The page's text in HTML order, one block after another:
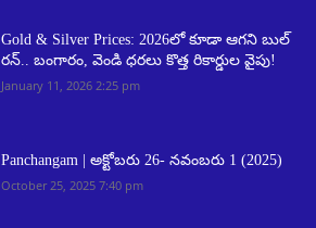
Gold & Silver Prices: 2026లో కూడా ఆగని బుల్
రన్.. బంగారం, వెండి ధరలు కొత్త రికార్డుల వైపు!
January 11, 2026 2:25 pm
Panchangam | అక్టోబ‌రు 26- న‌వంబ‌రు 1 (2025)
October 25, 2025 7:40 pm